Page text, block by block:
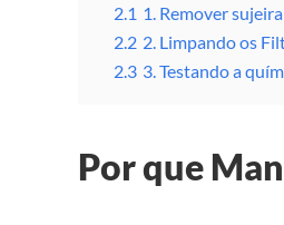
2.1 1. Remover
2.2 2. Limpando os
2.3 3. Testando a
Por que